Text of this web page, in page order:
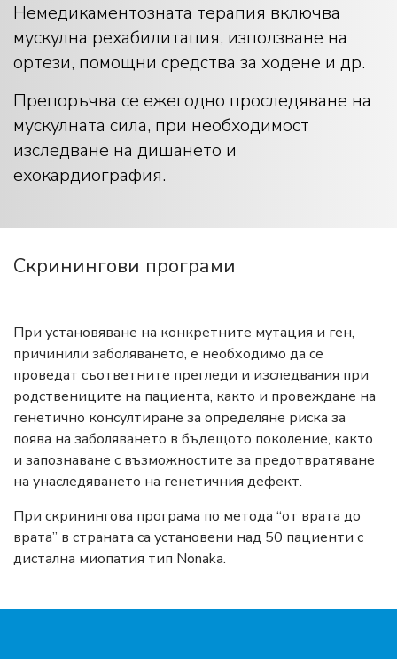
Немедикаментозната терапия включва
мускулна рехабилитация, използване на
ортези, помощни средства за ходене и др.
Препоръчва се ежегодно проследяване на
мускулната сила, при необходимост
изследване на дишането и
ехокардиография.
Скринингови програми
При установяване на конкретните мутация и ген,
причинили заболяването, е необходимо да се
проведат съответните прегледи и изследвания при
родствениците на пациента, както и провеждане на
генетично консултиране за определяне риска за
поява на заболяването в бъдещото поколение, както
и запознаване с възможностите за предотвратяване
на унаследяването на генетичния дефект.
При скринингова програма по метода “от врата до
врата” в страната са установени над 50 пациенти с
дистална миопатия тип Nonaka.